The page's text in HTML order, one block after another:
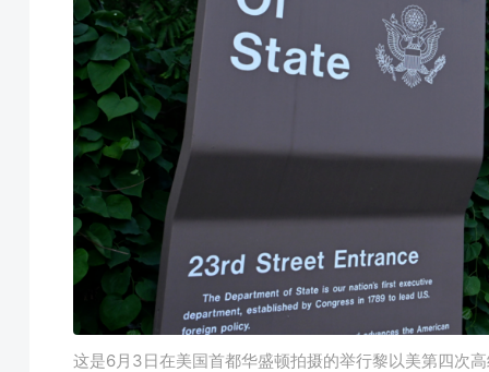
这是6月3日在美国首都华盛顿拍摄的举行黎以美第四次